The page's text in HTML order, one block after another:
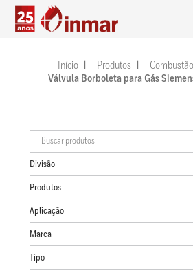
Início Produtos
Válvula Borboleta para Gás
Divisão
Produtos
Aplicação
Marca
Tipo